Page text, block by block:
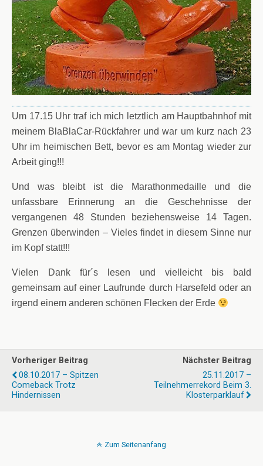
Um 17.15 Uhr traf ich mich letztlich am Hauptbahnhof mit
meinem BlaBlaCar-Rückfahrer und war um kurz nach 23
Uhr im heimischen Bett, bevor es am Montag wieder zur
Arbeit ging!!!
Und was bleibt ist die Marathonmedaille und die
unfassbare Erinnerung an die Geschehnisse der
vergangenen 48 Stunden beziehensweise 14 Tagen.
Grenzen überwinden – Vieles findet in diesem Sinne nur
im Kopf statt!!!
Vielen Dank für´s lesen und vielleicht bis bald
gemeinsam auf einer Laufrunde durch Harsefeld oder an
irgend einem anderen schönen Flecken der Erde
Vorheriger Beitrag
08.10.2017 – Spitzen
Comeback Trotz
Hindernissen
Nächster Beitrag
25.11.2017 –
Teilnehmerrekord Beim 3.
Klosterparklauf
Zum Seitenanfang